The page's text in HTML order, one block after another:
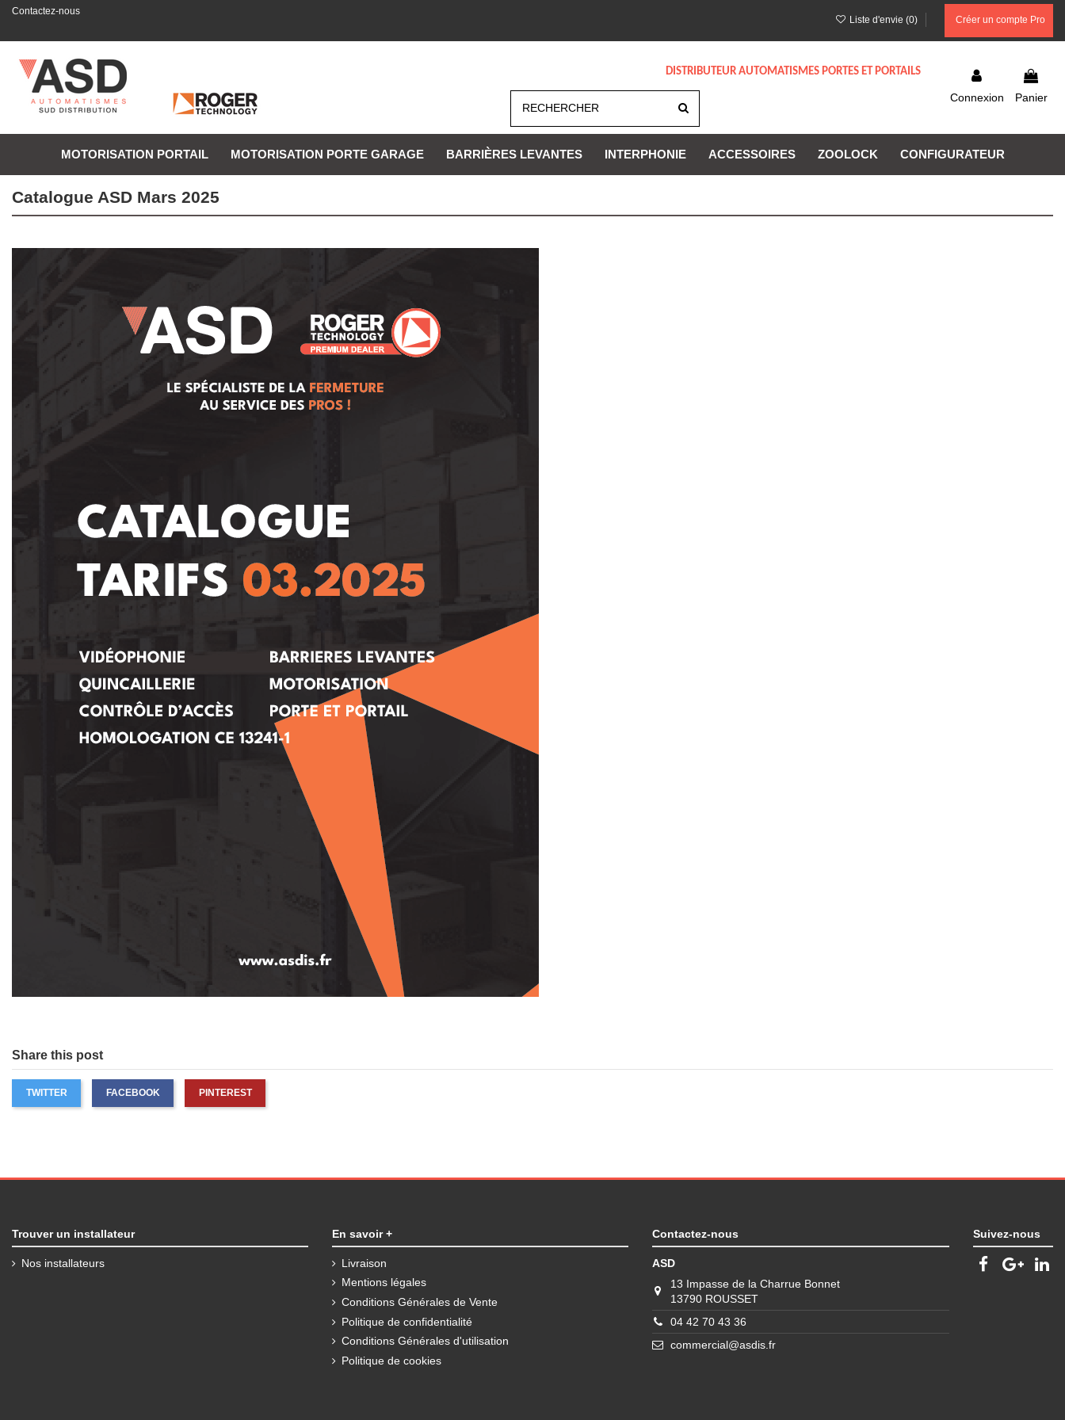
Contactez-nous
Liste d'envie (0) Créer un compte Pro
DISTRIBUTEUR AUTOMATISMES PORTES ET PORTAILS
Connexion Panier
MOTORISATION PORTAIL MOTORISATION PORTE GARAGE BARRIÈRES LEVANTES INTERPHONIE ACCESSOIRES ZOOLOCK CONFIGURATEUR
Catalogue ASD Mars 2025
Share this post
TWITTER FACEBOOK PINTEREST
Trouver un installateur
Nos installateurs
En savoir +
Livraison
Mentions légales
Conditions Générales de Vente
Politique de confidentialité
Conditions Générales d'utilisation
Politique de cookies
Contactez-nous
ASD
13 Impasse de la Charrue Bonnet
13790 ROUSSET
04 42 70 43 36
commercial@asdis.fr
Suivez-nous